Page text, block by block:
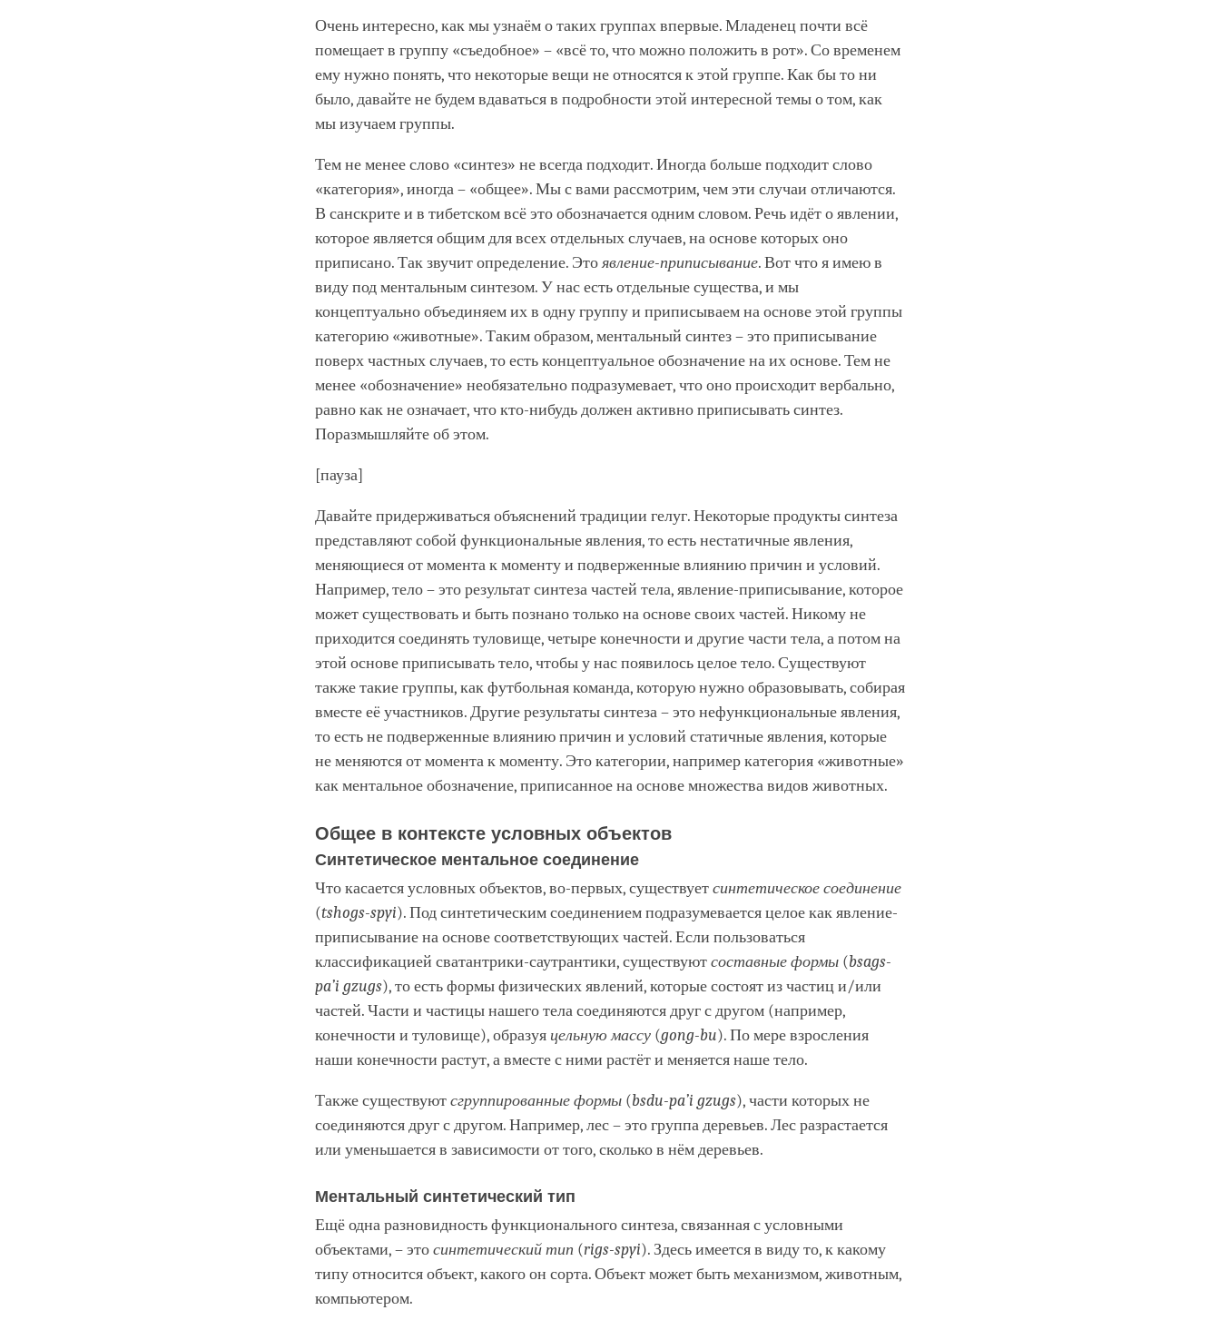
Очень интересно, как мы узнаём о таких группах впервые. Младенец почти всё
помещает в группу «съедобное» – «всё то, что можно положить в рот». Со временем
ему нужно понять, что некоторые вещи не относятся к этой группе. Как бы то ни
было, давайте не будем вдаваться в подробности этой интересной темы о том, как
мы изучаем группы.
Тем не менее слово «синтез» не всегда подходит. Иногда больше подходит слово
«категория», иногда – «общее». Мы с вами рассмотрим, чем эти случаи отличаются.
В санскрите и в тибетском всё это обозначается одним словом. Речь идёт о явлении,
которое является общим для всех отдельных случаев, на основе которых оно
приписано. Так звучит определение. Этоявление-приписывание. Вот что я имею в
виду под ментальным синтезом. У нас есть отдельные существа, и мы
концептуально объединяем их в одну группу и приписываем на основе этой группы
категорию «животные». Таким образом, ментальный синтез – это приписывание
поверх частных случаев, то есть концептуальное обозначение на их основе. Тем не
менее «обозначение» необязательно подразумевает, что оно происходит вербально,
равно как не означает, что кто-нибудь должен активно приписывать синтез.
Поразмышляйте об этом.
[пауза]
Давайте придерживаться объяснений традиции гелуг. Некоторые продукты синтеза
представляют собой функциональные явления, то есть нестатичные явления,
меняющиеся от момента к моменту и подверженные влиянию причин и условий.
Например, тело – это результат синтеза частей тела, явление-приписывание, которое
может существовать и быть познано только на основе своих частей. Никому не
приходится соединять туловище, четыре конечности и другие части тела, а потом на
этой основе приписывать тело, чтобы у нас появилось целое тело. Существуют
также такие группы, как футбольная команда, которую нужно образовывать, собирая
вместе её участников. Другие результаты синтеза – это нефункциональные явления,
то есть не подверженные влиянию причин и условий статичные явления, которые
не меняются от момента к моменту. Это категории, например категория «животные»
как ментальное обозначение, приписанное на основе множества видов животных.
Общее в контексте условных объектов
Синтетическое ментальное соединение
Что касается условных объектов, во-первых, существуетсинтетическое соединение
(tshogs-spyi). Под синтетическим соединением подразумевается целое как явление-
приписывание на основе соответствующих частей. Если пользоваться
классификацией сватантрики-саутрантики, существуютсоставные формы (bsags-
pa’i gzugs), то есть формы физических явлений, которые состоят из частиц и/или
частей. Части и частицы нашего тела соединяются друг с другом (например,
конечности и туловище), образуя цельную массу (gong-bu). По мере взросления
наши конечности растут, а вместе с ними растёт и меняется наше тело.
Также существуютсгруппированные формы (bsdu-pa’i gzugs), части которых не
соединяются друг с другом. Например, лес – это группа деревьев. Лес разрастается
или уменьшается в зависимости от того, сколько в нём деревьев.
Ментальный синтетический тип
Ещё одна разновидность функционального синтеза, связанная с условными
объектами, – этосинтетический тип (rigs-spyi). Здесь имеется в виду то, к какому
типу относится объект, какого он сорта. Объект может быть механизмом, животным,
компьютером.